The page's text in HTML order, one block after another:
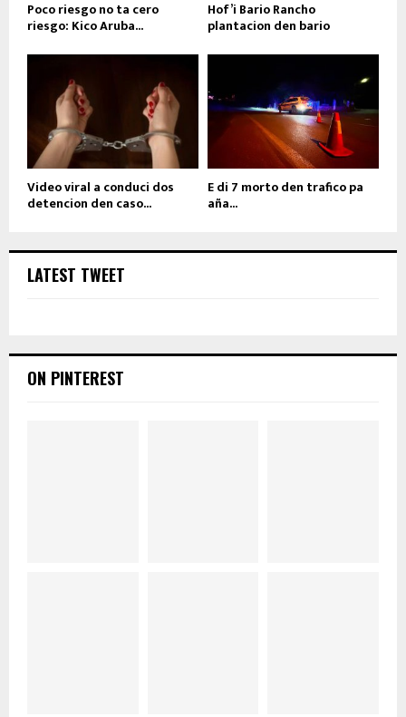
Poco riesgo no ta cero
riesgo: Kico Aruba...
Hof’i Bario Rancho
plantacion den bario
Video viral a conduci dos
detencion den caso...
E di 7 morto den trafico pa
aña...
LATEST TWEET
ON PINTEREST